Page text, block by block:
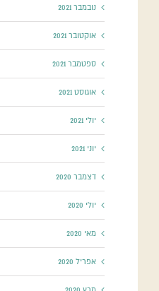
נובמבר 2021
אוקטובר 2021
ספטמבר 2021
אוגוסט 2021
יולי 2021
יוני 2021
דצמבר 2020
יולי 2020
מאי 2020
אפריל 2020